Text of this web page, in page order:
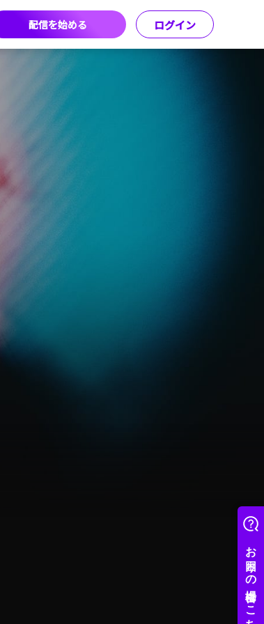
配信を始める ログイン